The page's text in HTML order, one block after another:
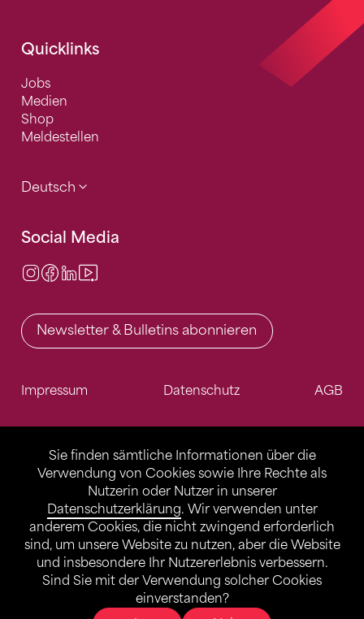
Sie finden sämtliche Informationen über die
Verwendung von Cookies sowie Ihre Rechte als
Nutzerin oder Nutzer in unserer
Datenschutzerklärung. Wir verwenden unter
anderem Cookies, die nicht zwingend erforderlich
sind, um unsere Website zu nutzen, aber die Website
und insbesondere Ihr Nutzererlebnis verbessern.
Sind Sie mit der Verwendung solcher Cookies
einverstanden?
Quicklinks
Jobs
Medien
Shop
Meldestellen
Deutsch
Social Media
Instagram
Facebook
LinkedIn
Newsletter & Bulletins abonnieren
Impressum Datenschutz AGB